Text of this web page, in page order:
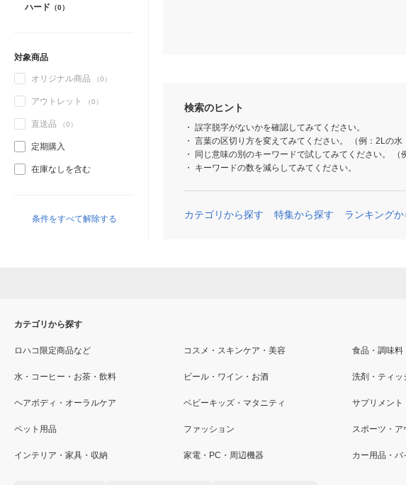
ハード （0）
対象商品
オリジナル商品 （0）
アウトレット （0）
直送品 （0）
定期購入
在庫なしを含む
条件をすべて解除する
検索のヒント
誤字脱字がないかを確認してみてください。
言葉の区切り方を変えてみてください。 （例：2Lの
同じ意味の別のキーワードで試してみてください。
キーワードの数を減らしてみてください。
カテゴリから探す 特集から探す ランキングか
カテゴリから探す
ロハコ限定商品など コスメ・スキンケア・美容 食品・調味料
水・コーヒー・お茶・飲料 ビール・ワイン・お酒 洗剤・ティッ
ヘアボディ・オーラルケア ベビーキッズ・マタニティ サプリメント
ペット用品 ファッション スポーツ・ア
インテリア・家具・収納 家電・PC・周辺機器 カー用品・バ